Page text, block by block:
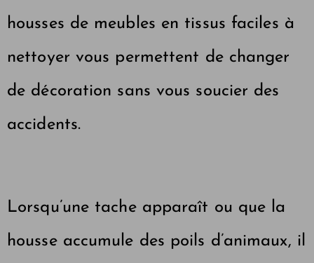
housses de meubles en tissus faciles à
nettoyer vous permettent de changer
de décoration sans vous soucier des
accidents.
Lorsqu’une tache apparaît ou que la
housse accumule des poils d’animaux, il